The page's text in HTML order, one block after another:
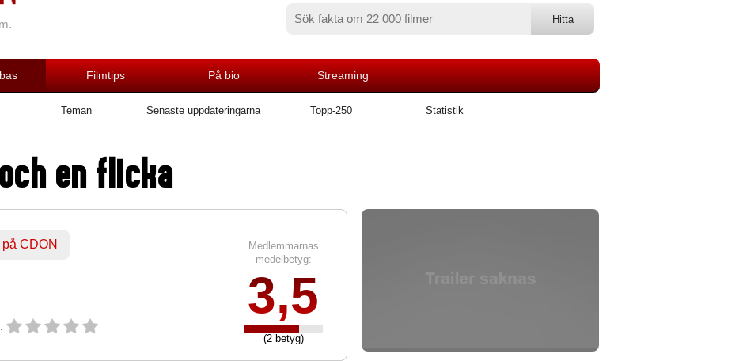
Filmtips På bio Streaming
Teman Senaste uppdateringarna Topp-250 Statistik
en flicka
CDON
Medlemmarnas
medelbetyg:
3,5
(2 betyg)